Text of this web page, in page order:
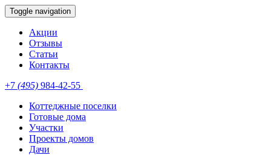
Toggle navigation
Акции
Отзывы
Статьи
Контакты
+7 (495) 984-42-55
Коттеджные поселки
Готовые дома
Участки
Проекты домов
Дачи